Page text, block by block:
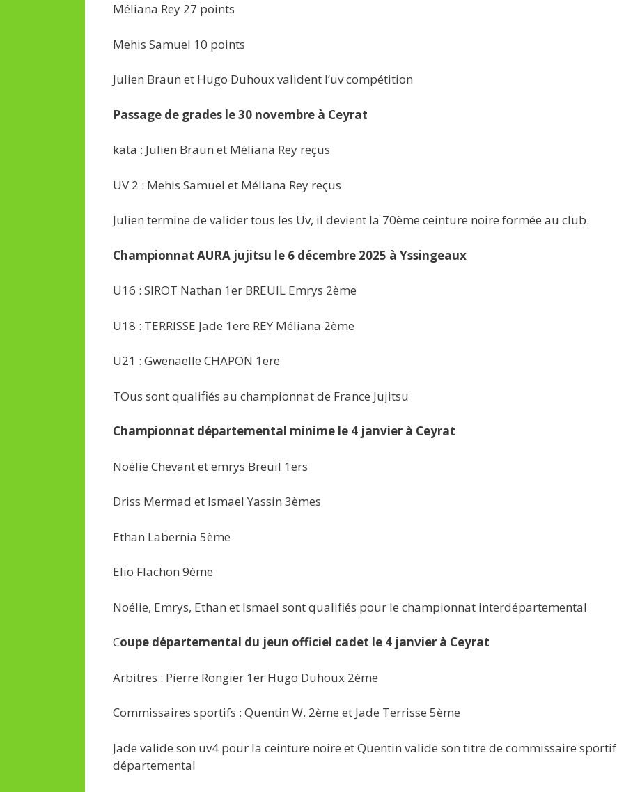
Méliana Rey 27 points
Mehis Samuel 10 points
Julien Braun et Hugo Duhoux valident l’uv compétition
Passage de grades le 30 novembre à Ceyrat
kata : Julien Braun et Méliana Rey reçus
UV 2 : Mehis Samuel et Méliana Rey reçus
Julien termine de valider tous les Uv, il devient la 70ème ceinture noire formée au club.
Championnat AURA jujitsu le 6 décembre 2025 à Yssingeaux
U16 : SIROT Nathan 1er BREUIL Emrys 2ème
U18 : TERRISSE Jade 1ere REY Méliana 2ème
U21 : Gwenaelle CHAPON 1ere
TOus sont qualifiés au championnat de France Jujitsu
Championnat départemental minime le 4 janvier à Ceyrat
Noélie Chevant et emrys Breuil 1ers
Driss Mermad et Ismael Yassin 3èmes
Ethan Labernia 5ème
Elio Flachon 9ème
Noélie, Emrys, Ethan et Ismael sont qualifiés pour le championnat interdépartemental
Coupe départemental du jeun officiel cadet le 4 janvier à Ceyrat
Arbitres : Pierre Rongier 1er Hugo Duhoux 2ème
Commissaires sportifs : Quentin W. 2ème et Jade Terrisse 5ème
Jade valide son uv4 pour la ceinture noire et Quentin valide son titre de commissaire sportif
départemental